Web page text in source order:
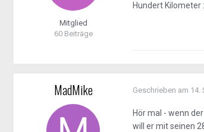
Mitglied
60 Beiträge
Hundert Kilometer
MadMike Geschrieben am 14.
Hör mal - wenn
will er mit seinen